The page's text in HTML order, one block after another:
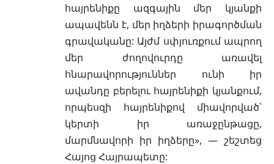
հայրենիքը ազգային մեր կյանքի
ապավենն է, մեր իղձերի իրագործման
գրավականը: Այժմ սփյուռքում ապրող
մեր ժողովուրդը առավել
հնարավորություններ ունի իր
ավանդը բերելու հայրենիքի կյանքում,
որպեսզի հայրենիքով միավորված՝
կերտի իր առաջընթացը,
մարմնավորի իր իղձերը», — շեշտեց
Հայոց Հայրապետը: